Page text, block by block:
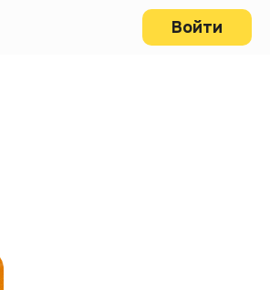
Войти